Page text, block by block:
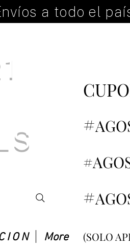
a todo el
I O N More
#
#
(SOLO